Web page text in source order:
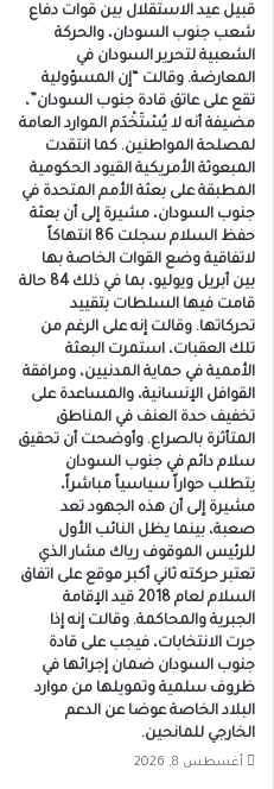
قبيل عيد الاستقلال بين قوات دفاع
شعب جنوب السودان، والحركة
الشعبية لتحرير السودان في
المعارضة. وقالت “إن المسؤولية
تقع على عاتق قادة جنوب السودان”،
مضيفة أنه لا يُسْتَخْدَم الموارد العامة
لمصلحة المواطنين. كما انتقدت
المبعوثة الأمريكية القيود الحكومية
المطبقة على بعثة الأمم المتحدة في
جنوب السودان، مشيرة إلى أن بعثة
حفظ السلام سجلت 86 انتهاكاً
لاتفاقية وضع القوات الخاصة بها
بين أبريل ويوليو، بما في ذلك 84 حالة
قامت فيها السلطات بتقييد
تحركاتها. وقالت إنه على الرغم من
تلك العقبات، استمرت البعثة
الأممية في حماية المدنيين، ومرافقة
القوافل الإنسانية، والمساعدة على
تخفيف حدة العنف في المناطق
المتأثرة بالصراع. وأوضحت أن تحقيق
سلام دائم في جنوب السودان
يتطلب حواراً سياسياً مباشراً،
مشيرة إلى أن هذه الجهود تعد
صعبة، بينما يظل النائب الأول
للرئيس الموقوف رياك مشار الذي
تعتبر حركته ثاني أكبر موقع على اتفاق
السلام لعام 2018 قيد الإقامة
الجبرية والمحاكمة. وقالت إنه إذا
جرت الانتخابات، فيجب على قادة
جنوب السودان ضمان إجرائها في
ظروف سلمية وتمويلها من موارد
البلاد الخاصة عوضا عن الدعم
الخارجي للمانحين.
أغسطس 8, 2026